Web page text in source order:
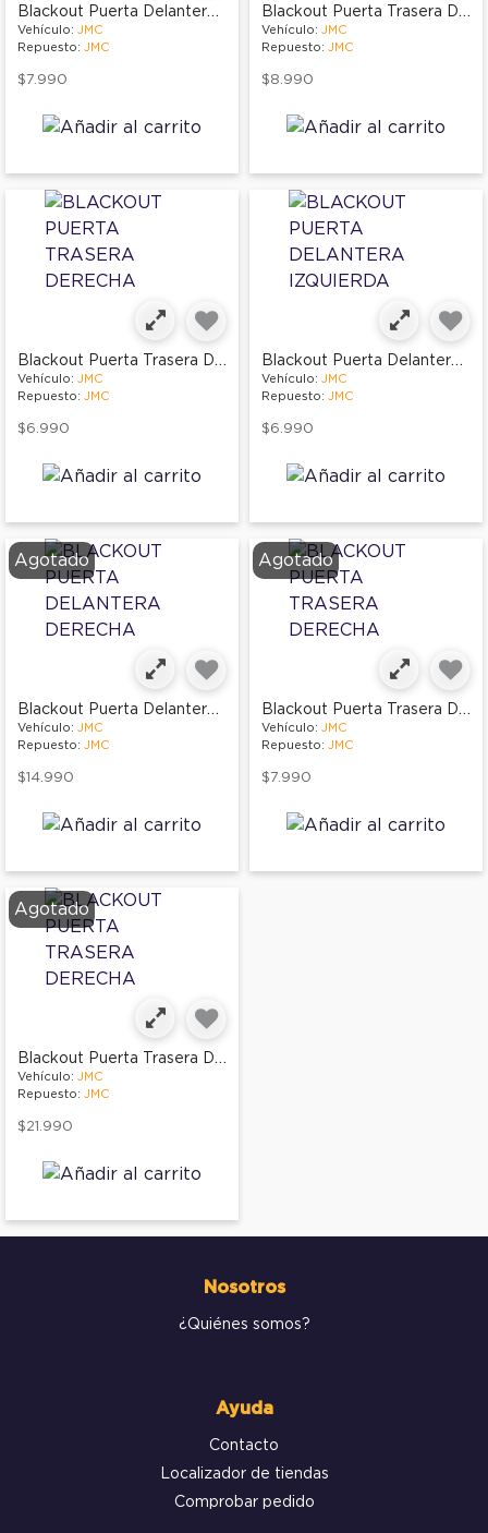
Blackout Puerta Delantera Derecha
Vehículo: JMC
Repuesto: JMC
$7.990
Blackout Puerta Trasera Derecha
Vehículo: JMC
Repuesto: JMC
$8.990
Blackout Puerta Trasera Derecha
Vehículo: JMC
Repuesto: JMC
$6.990
Blackout Puerta Delantera Izquierda
Vehículo: JMC
Repuesto: JMC
$6.990
Agotado
Blackout Puerta Delantera Derecha
Vehículo: JMC
Repuesto: JMC
$14.990
Agotado
Blackout Puerta Trasera Derecha
Vehículo: JMC
Repuesto: JMC
$7.990
Agotado
Blackout Puerta Trasera Derecha
Vehículo: JMC
Repuesto: JMC
$21.990
Nosotros
¿Quiénes somos?
Ayuda
Contacto
Localizador de tiendas
Comprobar pedido